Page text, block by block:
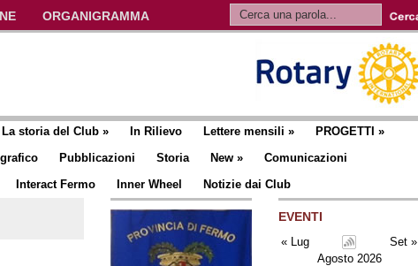
ORGANIGRAMMA
La storia del Club » In Rilievo Lettere mensili » PROGETTI »
Pubblicazioni Storia New »
Comunicazioni
Interact Fermo Inner Wheel Notizie dai Club
EVENTI
« Lug
Set »
Agosto 2026